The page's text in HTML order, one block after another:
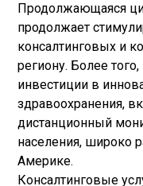
Продолжающаяся
продолжает
консалтинговых и
региону. Более
инвестиции в
здравоохранения,
дистанционный
населения, широко
Америке.
Консалтинговые